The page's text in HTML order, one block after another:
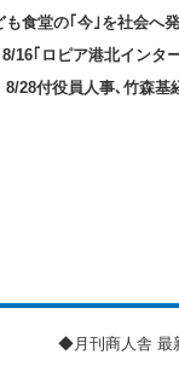
◆月刊商人舎